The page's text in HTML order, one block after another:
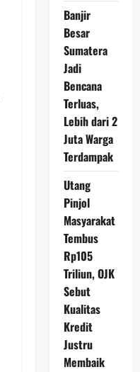
Banjir
Besar
Sumatera
Jadi
Bencana
Terluas,
Lebih dari 2
Juta Warga
Terdampak
Utang
Pinjol
Masyarakat
Tembus
Rp105
Triliun, OJK
Sebut
Kualitas
Kredit
Justru
Membaik